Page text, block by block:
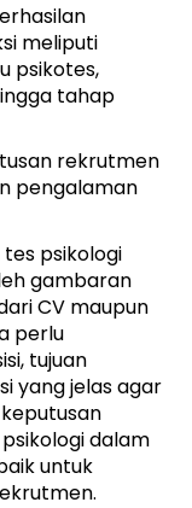
meliputi
psikotes,
rekrutmen
pengalaman
psikologi
gambaran
CV maupun
perlu
tujuan
yang jelas agar
dalam
untuk